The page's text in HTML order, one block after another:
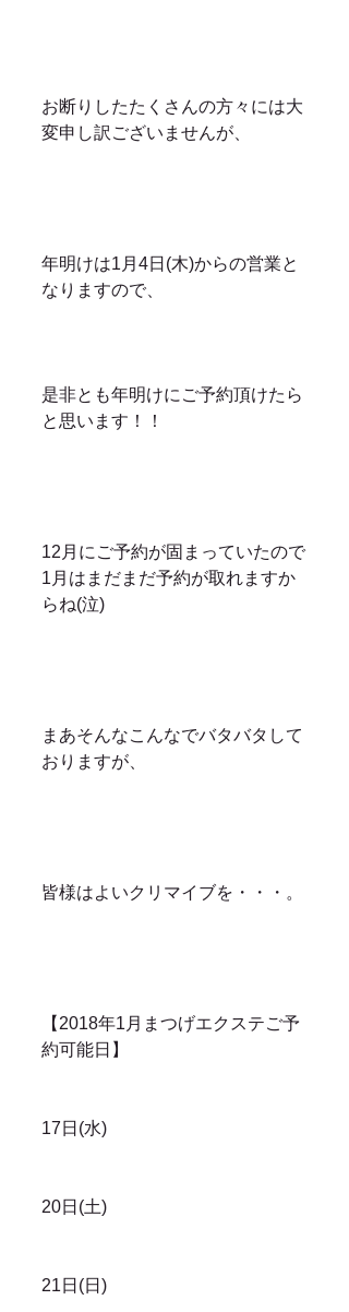
お断りしたたくさんの方々には大
変申し訳ございませんが、
年明けは1月4日(木)からの営業と
なりますので、
是非とも年明けにご予約頂けたら
と思います！！
12月にご予約が固まっていたので
1月はまだまだ予約が取れますか
らね(泣)
まあそんなこんなでバタバタして
おりますが、
皆様はよいクリマイブを・・・。
【2018年1月まつげエクステご予
約可能日】
17日(水)
20日(土)
21日(日)